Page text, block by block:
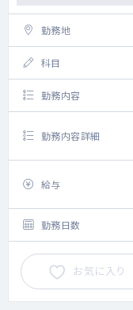
勤務地
科目
勤務内容
勤務内容詳細
給与
勤務日数
お気に入り